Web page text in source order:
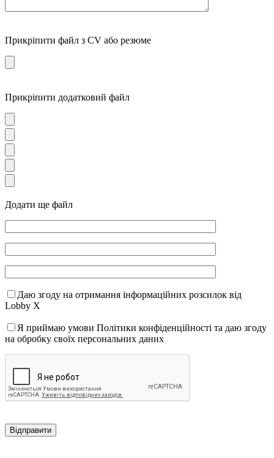
Прикріпити файл з CV або резюме
Прикріпити додатковий файл
Додати ще файл
Даю згоду на отримання інформаційних розсилок від
Lobby X
Я приймаю умови Політики конфіденційності та даю згоду
на обробку своїх персональних даних